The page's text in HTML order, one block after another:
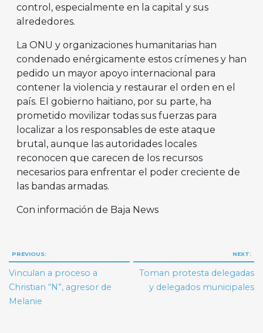
control, especialmente en la capital y sus
alrededores.
La ONU y organizaciones humanitarias han
condenado enérgicamente estos crímenes y han
pedido un mayor apoyo internacional para
contener la violencia y restaurar el orden en el
país. El gobierno haitiano, por su parte, ha
prometido movilizar todas sus fuerzas para
localizar a los responsables de este ataque
brutal, aunque las autoridades locales
reconocen que carecen de los recursos
necesarios para enfrentar el poder creciente de
las bandas armadas.
Con información de Baja News
Navegación
de
entradas
PREVIOUS:
Vinculan a proceso a
Christian “N”, agresor de
Melanie
NEXT:
Toman protesta delegadas
y delegados municipales